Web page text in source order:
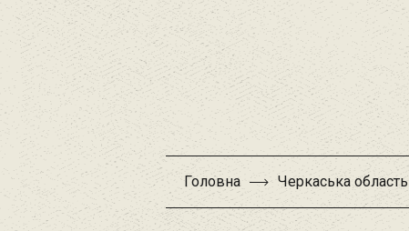
Головна Черкаська область